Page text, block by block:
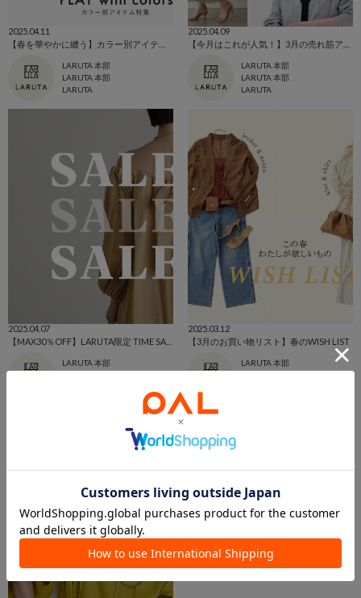
2025.04.11
LARUTA 本部
LARUTA 本部
LARUTA
2025.04.09
LARUTA 本部
LARUTA 本部
LARUTA
2025.04.07
LARUTA 本部
2025.03.12
【3月のお買い物リスト】春のWISH LIST
LARUTA 本部